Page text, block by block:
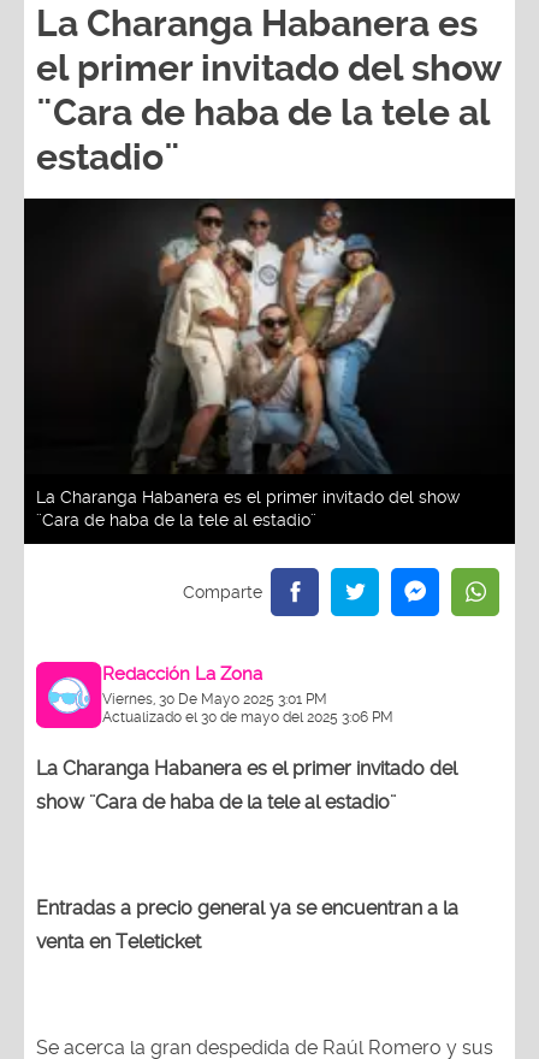
La Charanga Habanera es
el primer invitado del show
¨Cara de haba de la tele al
estadio¨
La Charanga Habanera es el primer invitado del show
¨Cara de haba de la tele al estadio¨
Redacción La Zona
Viernes, 30 De Mayo 2025 3:01 PM
Actualizado el 30 de mayo del 2025 3:06 PM
La Charanga Habanera es el primer invitado del
show ¨Cara de haba de la tele al estadio¨
Entradas a precio general ya se encuentran a la
venta en Teleticket
Se acerca la gran despedida de Raúl Romero y sus